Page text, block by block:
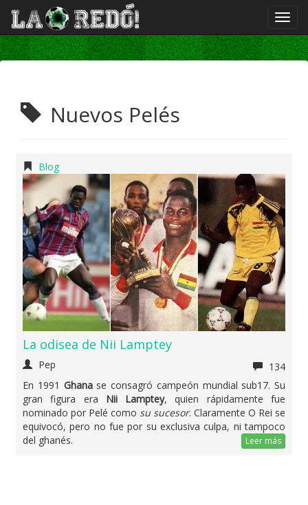
Nuevos Pelés
Blog
La odisea de Nii Lamptey
Pep
134
En 1991 Ghana se consagró campeón mundial sub17. Su
gran figura era Nii Lamptey, quien rápidamente fue
nominado por Pelé como su sucesor. Claramente O Rei se
equivocó, pero no fue por su exclusiva culpa, ni tampoco
del ghanés.
Leer más